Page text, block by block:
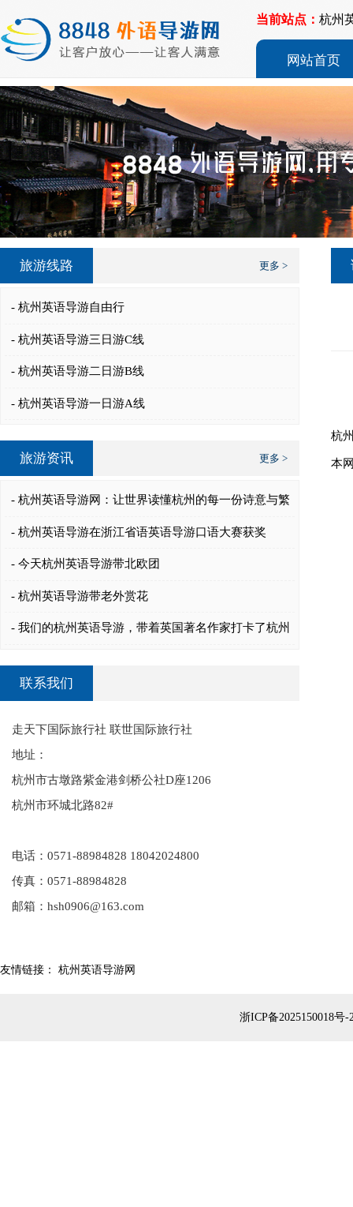
当前站点： 杭州
网站首页
旅游线路 更多 >
- 杭州英语导游自由行
- 杭州英语导游三日游C线
- 杭州英语导游二日游B线
- 杭州英语导游一日游A线
旅游资讯 更多 >
- 杭州英语导游网：让世界读懂杭州的每一份诗意与繁
华
- 杭州英语导游在浙江省语英语导游口语大赛获奖
- 今天杭州英语导游带北欧团
- 杭州英语导游带老外赏花
- 我们的杭州英语导游，带着英国著名作家打卡了杭州
联系我们
走天下国际旅行社 联世国际旅行社
地址：
杭州市古墩路紫金港剑桥公社D座1206
杭州市环城北路82#
电话：0571-88984828 18042024800
传真：0571-88984828
邮箱：hsh0906@163.com
杭
本
友情链接： 杭州英语导游网
浙ICP备2025150018号